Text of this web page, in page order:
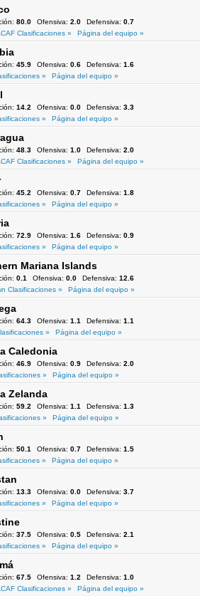
80.0 Ofensiva: 2.0 Defensiva: 0.7
Clasificaciones »
Página del equipo »
45.9 Ofensiva: 0.6 Defensiva: 1.6
»
Página del equipo »
14.2 Ofensiva: 0.0 Defensiva: 3.3
»
Página del equipo »
48.3 Ofensiva: 1.0 Defensiva: 2.0
Clasificaciones »
Página del equipo »
45.2 Ofensiva: 0.7 Defensiva: 1.8
»
Página del equipo »
72.9 Ofensiva: 1.6 Defensiva: 0.9
»
Página del equipo »
Mariana Islands
0.1 Ofensiva: 0.0 Defensiva: 12.6
Clasificaciones »
Página del equipo »
64.3 Ofensiva: 1.1 Defensiva: 1.1
»
Página del equipo »
Caledonia
46.9 Ofensiva: 0.9 Defensiva: 2.0
»
Página del equipo »
Zelanda
59.2 Ofensiva: 1.1 Defensiva: 1.3
»
Página del equipo »
50.1 Ofensiva: 0.7 Defensiva: 1.5
»
Página del equipo »
13.3 Ofensiva: 0.0 Defensiva: 3.7
»
Página del equipo »
37.5 Ofensiva: 0.5 Defensiva: 2.1
»
Página del equipo »
67.5 Ofensiva: 1.2 Defensiva: 1.0
Clasificaciones »
Página del equipo »